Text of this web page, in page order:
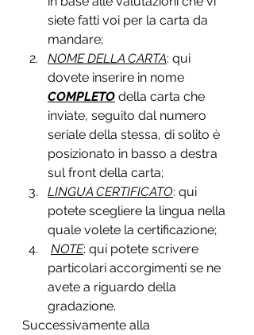
siete fatti voi per la carta da
mandare;
NOME DELLA CARTA: qui
dovete inserire in nome
COMPLETO della carta che
inviate, seguito dal numero
seriale della stessa, di solito è
posizionato in basso a destra
sul front della carta;
LINGUA CERTIFICATO: qui
potete scegliere la lingua nella
quale volete la certificazione;
NOTE: qui potete scrivere
particolari accorgimenti se ne
avete a riguardo della
gradazione.
Successivamente alla